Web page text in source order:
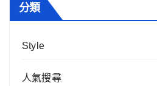
分類
Style
人氣搜尋